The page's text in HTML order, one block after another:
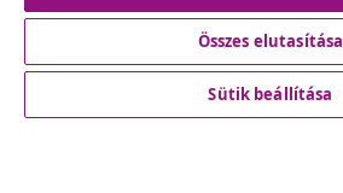
Ügyfélszolgálat
Összes elutasítása
Sütik beállítása